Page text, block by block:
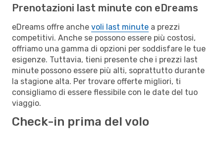
Prenotazioni last minute con eDreams
eDreams offre anche voli last minute a prezzi
competitivi. Anche se possono essere più costosi,
offriamo una gamma di opzioni per soddisfare le tue
esigenze. Tuttavia, tieni presente che i prezzi last
minute possono essere più alti, soprattutto durante
la stagione alta. Per trovare offerte migliori, ti
consigliamo di essere flessibile con le date del tuo
viaggio.
Check-in prima del volo